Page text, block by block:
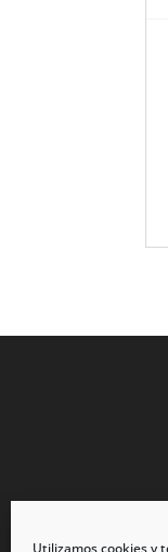
Utilizamos cookies y